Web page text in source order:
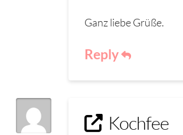
Ganz liebe Grüße.
Reply
Kochfee